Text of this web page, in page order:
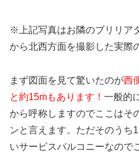
※上記写真はお隣のブリリア
から北西方面を撮影した実際
まず図面を見て驚いたのが西
と約15mもあります！ 一般的
から呼称しますのでここはそ
ンと言えます。ただそのうち
いサービスバルコニーなので